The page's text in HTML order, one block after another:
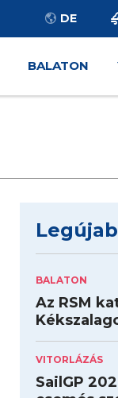
DE
BALATON
BALATON
Az RSM
VITORLÁZÁS
SailGP